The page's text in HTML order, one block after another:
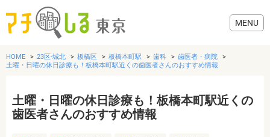
グルメ
HOME 23区-城北 板橋区 板橋本町駅 歯科
歯医者・病院
土曜・日曜の休日診療も！板橋本町駅近くの歯医者さんのおすすめ情報
土曜・日曜の休日診療も！板橋本町駅近くの
歯医者さんのおすすめ情報